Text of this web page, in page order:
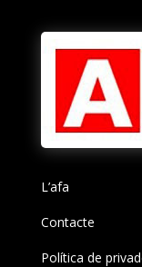
L’afa
Contacte
Política de